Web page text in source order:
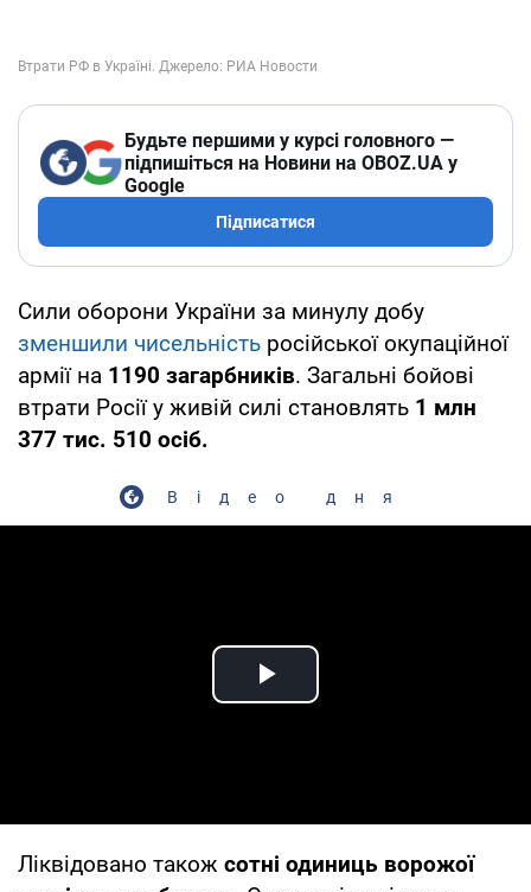
Будьте першими у курсі головного —
підпишіться на Новини на OBOZ.UA у
Google
Підписатися
Сили оборони України за минулу добу
зменшили чисельність російської окупаційної
армії на 1190 загарбників. Загальні бойові
втрати Росії у живій силі становлять 1 млн
377 тис. 510 осіб.
Відео дня
Play Video
Ліквідовано також сотні одиниць ворожої